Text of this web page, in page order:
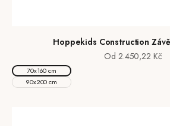
Hoppekids Construction
Prodejní cena
Od 2.450,22 Kč
70x160 cm
90x200 cm